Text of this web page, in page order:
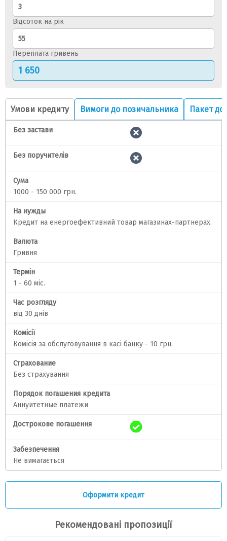
Відсоток на рік
Переплата гривень
Умови кредиту Вимоги до позичальника Пакет
Без застави
Без поручителів
Сума
1000 - 150 000 грн.
На нужды
Кредит на енергоефективний товар магазинах-партнерах.
Валюта
Гривня
Термін
1 - 60 міс.
Час розгляду
від 30 днів
Комісії
Комісія за обслуговування в касі банку - 10 грн.
Страхование
Без страхування
Порядок погашения кредита
Аннуитетные платежи
Дострокове погашення
Забезпечення
Не вимагається
Оформити кредит
Рекомендовані пропозиції